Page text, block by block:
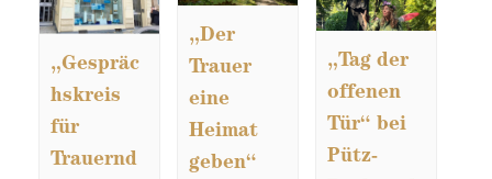
„Gespräc
hskreis
für
Trauernd
„Der
Trauer
eine
Heimat
geben“
„Tag der
offenen
Tür“ bei
Pütz-